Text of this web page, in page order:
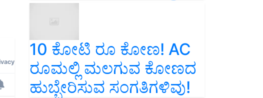
10 ಕೋಟಿ ರೂ ಕೋಣ! AC
ರೂಮಲ್ಲಿ ಮಲಗುವ ಕೋಣದ
ಹುಬ್ಬೇರಿಸುವ ಸಂಗತಿಗಳಿವು!